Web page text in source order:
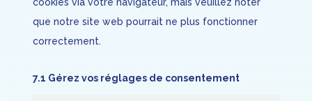
cookies via votre navigateur, mais veuillez noter
que notre site web pourrait ne plus fonctionner
correctement.
7.1 Gérez vos réglages de consentement